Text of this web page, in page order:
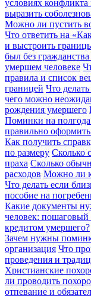
условиях
выразить
Можно ли пустить
Что ответить на
и выстроить
был без
умершем человеке
правила и список
границей Что
чего можно
рождения умершего
Поминки на
правильно
Как получить
по размеру Сколько
праха Сколько
расходов Можно ли
Что делать если
пособие на
Какие документы
человек: пошаговый
кредитом умершего?
Зачем нужны
организация Что
проведения и
Христианские
ли проводить
отпевание и